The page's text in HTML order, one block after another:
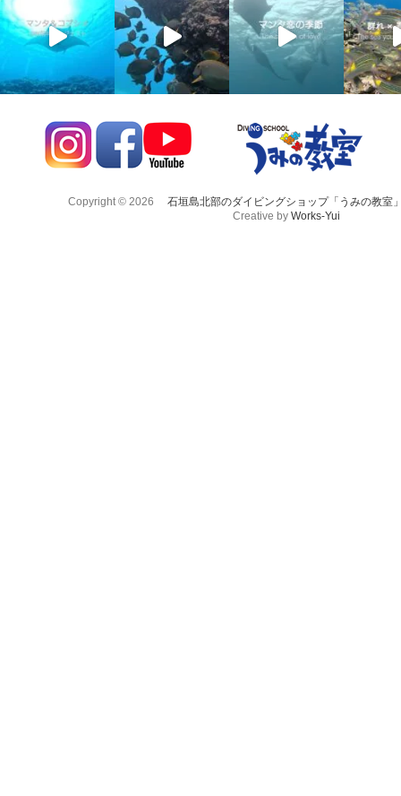
Copyright © 2026
石垣島北部のダイビングショップ「うみの教室
Creative by Works-Yui